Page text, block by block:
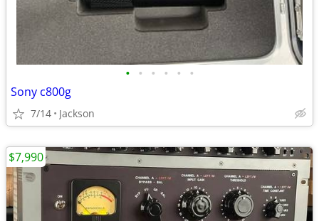
• • • • • •
Sony c800g
7/14 Jackson
$7,990